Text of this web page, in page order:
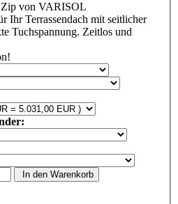
von VARISOL
Ihr Terrassendach mit seitlicher
Tuchspannung. Zeitlos und
In den Warenkorb